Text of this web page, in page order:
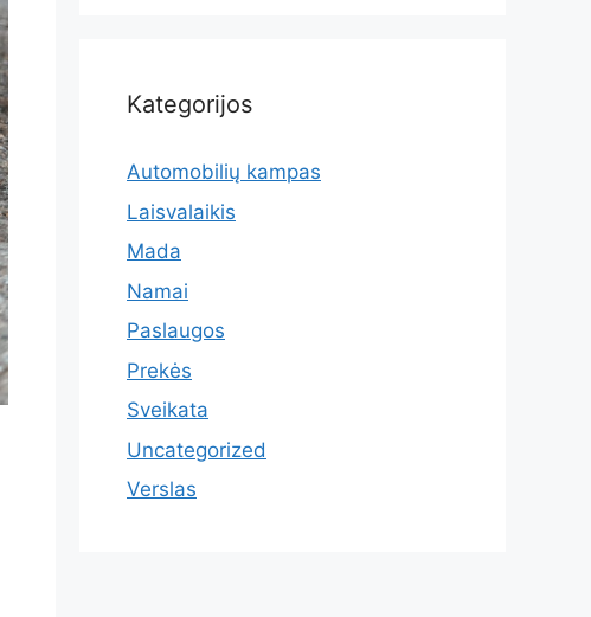
Kategorijos
Automobilių kampas
Laisvalaikis
Mada
Namai
Paslaugos
Prekės
Sveikata
Uncategorized
Verslas